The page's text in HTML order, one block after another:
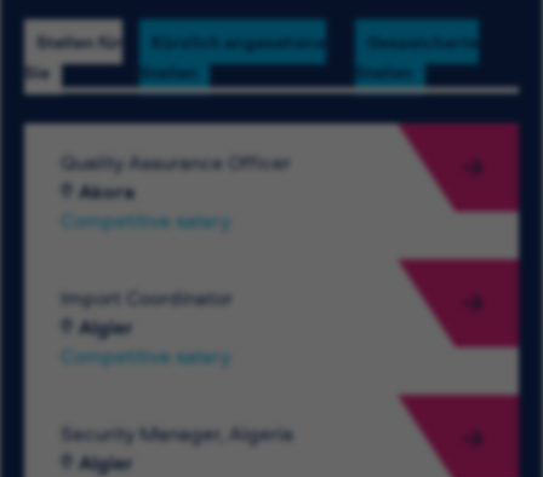
Stellen für
Sie
Kürzlich angesehene
Stellen
Gespeicherte
Stellen
Quality Assurance Officer
Akora
Competitive salary
Import Coordinator
Algier
Competitive salary
Security Manager, Algeria
Algier